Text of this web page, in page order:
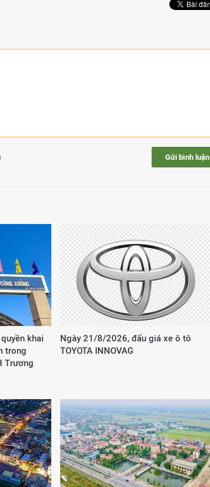
Gửi bình luận
khai
trong
Trương
Ngày 21/8/2026, đấu giá xe ô tô
TOYOTA INNOVAG